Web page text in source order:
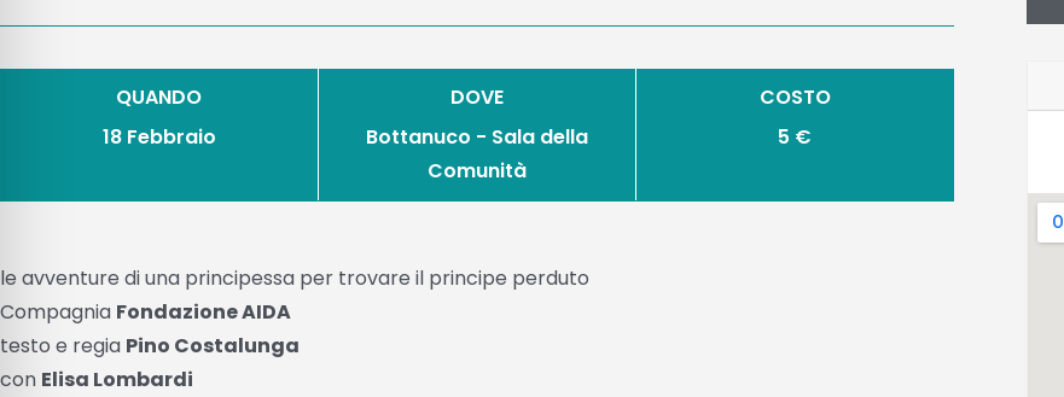
QUANDO
18 Febbraio
DOVE
Bottanuco - Sala della
Comunità
COSTO
5 €
le avventure di una principessa per trovare il principe perduto
Compagnia Fondazione AIDA
testo e regia Pino Costalunga
con Elisa Lombardi